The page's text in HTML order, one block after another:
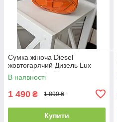
Сумка жіноча Diesel
жовтогарячий Дизель Lux
В наявності
1 490 ₴ 1 890 ₴
Купити